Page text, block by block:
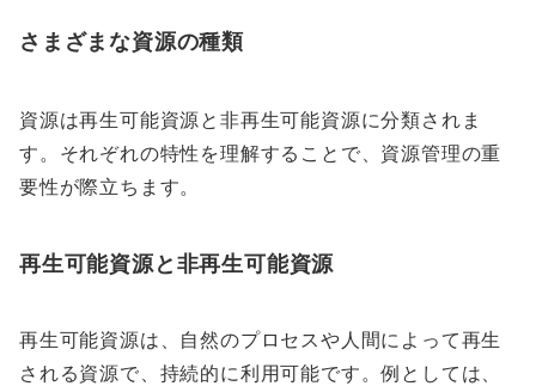
さまざまな資源の種類
資源は再生可能資源と非再生可能資源に分類されま
す。それぞれの特性を理解することで、資源管理の重
要性が際立ちます。
再生可能資源と非再生可能資源
再生可能資源は、自然のプロセスや人間によって再生
される資源で、持続的に利用可能です。例としては、